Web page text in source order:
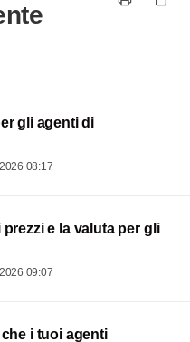
gli agenti di
08:17
e la valuta per gli
09:07
i tuoi agenti